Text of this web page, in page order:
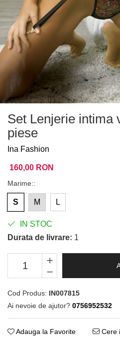
Set Lenjerie intima
piese
Ina Fashion
160,00 RON
Marime::
S M L
IN STOC
Durata de livrare: 1
Cod Produs: IN007815
Ai nevoie de ajutor? 0756952532
Adauga la Favorite Cere